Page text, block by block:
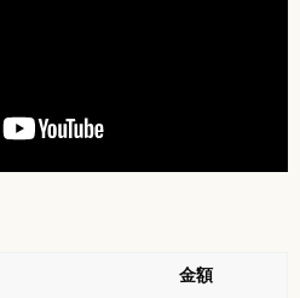
金額